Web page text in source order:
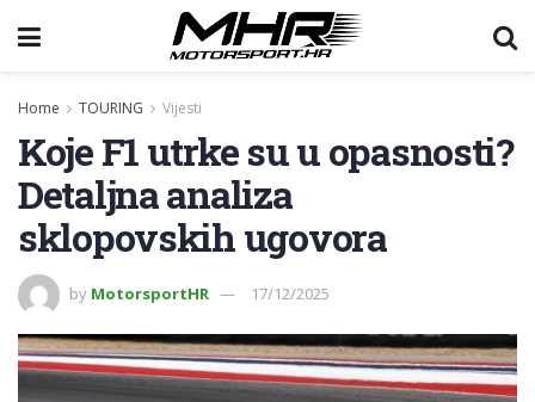
Home TOURING Vijesti
Koje F1 utrke su u opasnosti?
Detaljna analiza
sklopovskih ugovora
by MotorsportHR 17/12/2025